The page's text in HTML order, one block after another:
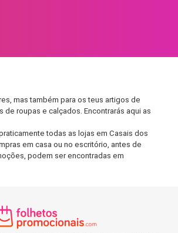
mas também para os teus artigos de
roupas e calçados. Encontrarás aqui as
todas as lojas em Casais dos
em casa ou no escritório, antes de
podem ser encontradas em